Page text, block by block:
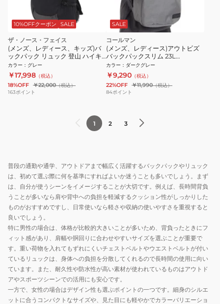
10%OFFクーポン SALE
ザ・ノース・フェイス
(メンズ、レディース、キッズ)バ
ックパック リュック 登山 ハイキ
ング ファクター 18 NM62603 GG
カラー ： グレー
￥17,998 （税込）
18%OFF ￥22,000（税込）
163ポイント
SALE
コールマン
(メンズ、レディース)アウトビズ
バックパックスリム 23L
2000039075 GRY リュック
カラー ： ダークグレー
￥9,290 （税込）
22%OFF ￥11,990（税込）
84ポイント
1 2 3
普段の通勤や通学、アウトドアまで幅広く活躍するバックパックやリュック
は、初めて選ぶ際に何を基準にすればよいか迷うことも多いでしょう。まず
は、自分が使うシーンをイメージすることが大切です。例えば、長時間背負
うことが多いなら肩や背中への負担を軽減するクッション性がしっかりした
ものがおすすめですし、日常使いなら軽さや収納の使いやすさを重視すると
良いでしょう。
特に男性の場合は、体格が比較的大きいことが多いため、背負ったときにフ
ィット感があり、肩幅や胴回りに合わせやすいサイズを選ぶことが重要で
す。重い荷物を入れてもずれにくいチェストベルトやウエストベルトが付い
ているリュックは、身体への負担を分散してくれるので長時間の使用に向い
ています。また、耐久性や防水性が高い素材が使われているものはアウトド
アやスポーツシーンでの活用にも安心です。
一方で、女性の場合はデザイン性も選ぶポイントの一つです。細身のシルエ
ットに合うコンパクトなサイズや、見た目にも軽やかでカラーバリエーショ